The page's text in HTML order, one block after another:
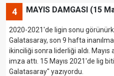
4 MAYIS DAMGASI (15
2020-2021'de ligin sonu
Galatasaray, son 9 hafta
ikinciliği sonra liderliği aldı. Mayıs
imza attı. 15 Mayıs 2021'de lig
Galatasaray" yazıyordu.